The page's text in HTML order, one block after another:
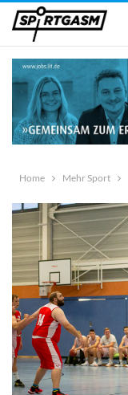
Home
Mehr Sport